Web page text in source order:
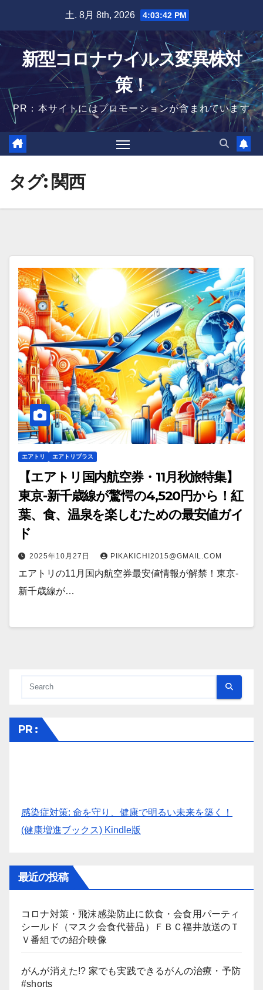
content
土. 8月 8th, 2026 4:03:42 PM
新型コロナウイルス変異株対
策！
PR：本サイトにはプロモーションが含まれています
タグ: 関西
エアトリ エアトリプラス
【エアトリ国内航空券・11月秋旅特集】
東京-新千歳線が驚愕の4,520円から！紅
葉、食、温泉を楽しむための最安値ガイ
ド
2025年10月27日 PIKAKICHI2015@GMAIL.COM
エアトリの11月国内航空券最安値情報が解禁！東京-
新千歳線が…
PR :
感染症対策: 命を守り、健康で明るい未来を築く！
(健康増進ブックス) Kindle版
最近の投稿
コロナ対策・飛沫感染防止に飲食・会食用パーティ
シールド（マスク会食代替品）ＦＢＣ福井放送のＴ
Ｖ番組での紹介映像
がんが消えた!? 家でも実践できるがんの治療・予防
#shorts